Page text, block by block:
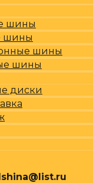
шины
шины
шины
шины
диски